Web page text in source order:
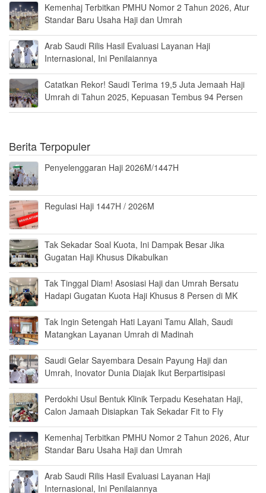
Kemenhaj Terbitkan PMHU Nomor 2 Tahun 2026, Atur
Standar Baru Usaha Haji dan Umrah
Arab Saudi Rilis Hasil Evaluasi Layanan Haji
Internasional, Ini Penilaiannya
Catatkan Rekor! Saudi Terima 19,5 Juta Jemaah Haji
Umrah di Tahun 2025, Kepuasan Tembus 94 Persen
Berita Terpopuler
Penyelenggaran Haji 2026M/1447H
Regulasi Haji 1447H / 2026M
Tak Sekadar Soal Kuota, Ini Dampak Besar Jika
Gugatan Haji Khusus Dikabulkan
Tak Tinggal Diam! Asosiasi Haji dan Umrah Bersatu
Hadapi Gugatan Kuota Haji Khusus 8 Persen di MK
Tak Ingin Setengah Hati Layani Tamu Allah, Saudi
Matangkan Layanan Umrah di Madinah
Saudi Gelar Sayembara Desain Payung Haji dan
Umrah, Inovator Dunia Diajak Ikut Berpartisipasi
Perdokhi Usul Bentuk Klinik Terpadu Kesehatan Haji,
Calon Jamaah Disiapkan Tak Sekadar Fit to Fly
Kemenhaj Terbitkan PMHU Nomor 2 Tahun 2026, Atur
Standar Baru Usaha Haji dan Umrah
Arab Saudi Rilis Hasil Evaluasi Layanan Haji
Internasional, Ini Penilaiannya